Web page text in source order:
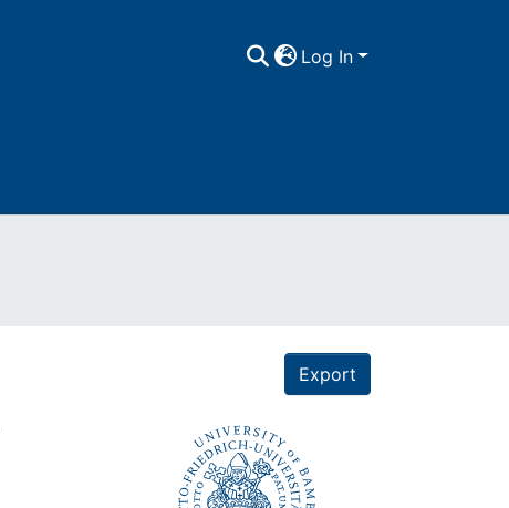
Log In
Export